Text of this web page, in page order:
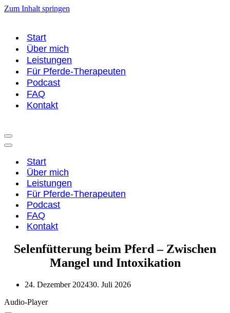
Zum Inhalt springen
Start
Über mich
Leistungen
Für Pferde-Therapeuten
Podcast
FAQ
Kontakt
Navigationsmenü
Navigationsmenü
Start
Über mich
Leistungen
Für Pferde-Therapeuten
Podcast
FAQ
Kontakt
Selenfütterung beim Pferd – Zwischen
Mangel und Intoxikation
24. Dezember 202430. Juli 2026
Audio-Player